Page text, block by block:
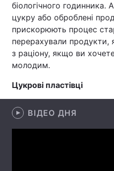
Зброя
Здоров'я
Цікавинки
Екологія
біологічного годинника.
цукру або оброблені
прискорюють процес
перерахували продукти,
з раціону, якщо ви
молодим.
Цукрові пластівці
ВІДЕО ДНЯ